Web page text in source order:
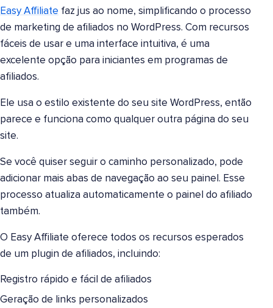
Easy Affiliate faz jus ao nome, simplificando o processo
de marketing de afiliados no WordPress. Com recursos
fáceis de usar e uma interface intuitiva, é uma
excelente opção para iniciantes em programas de
afiliados.
Ele usa o estilo existente do seu site WordPress, então
parece e funciona como qualquer outra página do seu
site.
Se você quiser seguir o caminho personalizado, pode
adicionar mais abas de navegação ao seu painel. Esse
processo atualiza automaticamente o painel do afiliado
também.
O Easy Affiliate oferece todos os recursos esperados
de um plugin de afiliados, incluindo:
Registro rápido e fácil de afiliados
Geração de links personalizados